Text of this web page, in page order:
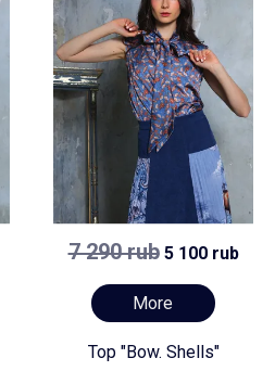
7 290 rub5 100 rub
More
Top "Bow. Shells"